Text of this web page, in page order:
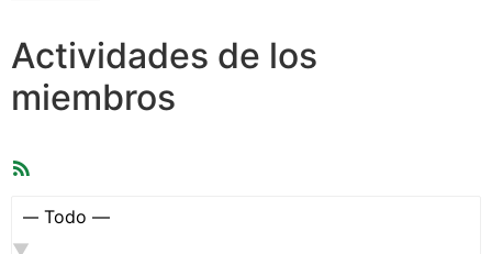
Actividades de los
miembros
Mostrar: